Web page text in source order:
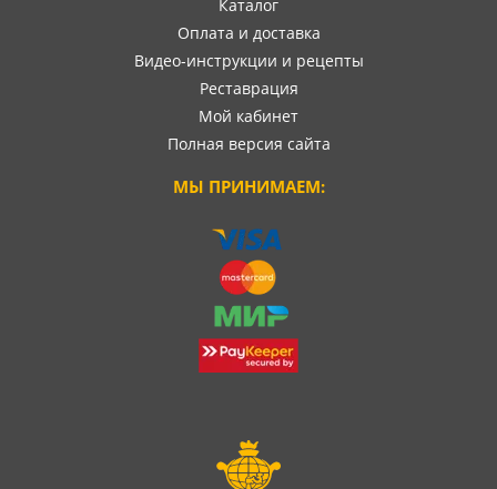
Каталог
Оплата и доставка
Видео-инструкции и рецепты
Реставрация
Мой кабинет
Полная версия сайта
МЫ ПРИНИМАЕМ: